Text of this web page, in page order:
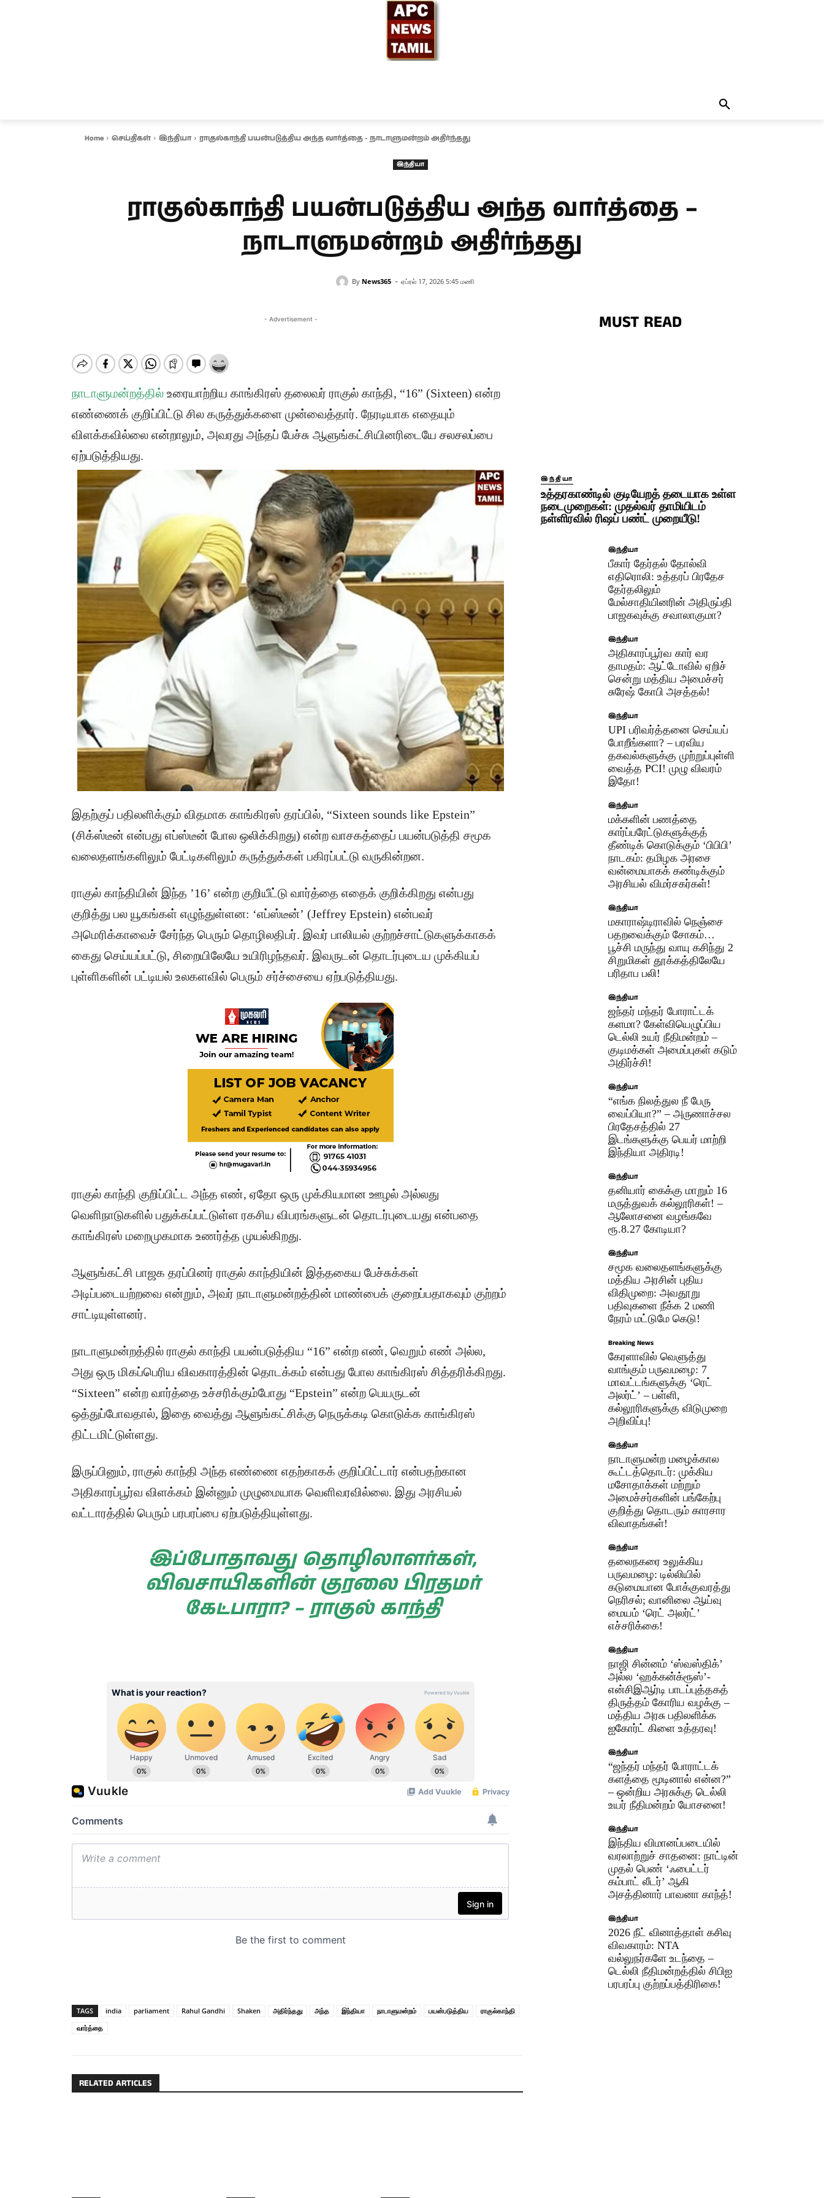
Home செய்திகள் இந்தியா ராகுல்காந்தி பயன்படுத்திய அந்த வார்த்தை - நாடாளுமன்றம் அதிர்ந்தது
இந்தியா
ராகுல்காந்தி பயன்படுத்திய அந்த வார்த்தை –
நாடாளுமன்றம் அதிர்ந்தது
By News365 - ஏப்ரல் 17, 2026 5:45 மணி
- Advertisement -
நாடாளுமன்றத்தில் உரையாற்றிய காங்கிரஸ் தலைவர் ராகுல் காந்தி, “16” (Sixteen) என்ற
எண்ணைக் குறிப்பிட்டு சில கருத்துக்களை முன்வைத்தார். நேரடியாக எதையும்
விளக்கவில்லை என்றாலும், அவரது அந்தப் பேச்சு ஆளுங்கட்சியினரிடையே சலசலப்பை
ஏற்படுத்தியது.
​இதற்குப் பதிலளிக்கும் விதமாக காங்கிரஸ் தரப்பில், “Sixteen sounds like Epstein”
(சிக்ஸ்டீன் என்பது எப்ஸ்டீன் போல ஒலிக்கிறது) என்ற வாசகத்தைப் பயன்படுத்தி சமூக
வலைதளங்களிலும் பேட்டிகளிலும் கருத்துக்கள் பகிரப்பட்டு வருகின்றன.
​ராகுல் காந்தியின் இந்த ’16’ என்ற குறியீட்டு வார்த்தை எதைக் குறிக்கிறது என்பது
குறித்து பல யூகங்கள் எழுந்துள்ளன: ‘எப்ஸ்டீன்’ (Jeffrey Epstein) என்பவர்
அமெரிக்காவைச் சேர்ந்த பெரும் தொழிலதிபர். இவர் பாலியல் குற்றச்சாட்டுகளுக்காகக்
கைது செய்யப்பட்டு, சிறையிலேயே உயிரிழந்தவர். இவருடன் தொடர்புடைய முக்கியப்
புள்ளிகளின் பட்டியல் உலகளவில் பெரும் சர்ச்சையை ஏற்படுத்தியது.
​ராகுல் காந்தி குறிப்பிட்ட அந்த எண், ஏதோ ஒரு முக்கியமான ஊழல் அல்லது
வெளிநாடுகளில் பதுக்கப்பட்டுள்ள ரகசிய விபரங்களுடன் தொடர்புடையது என்பதை
காங்கிரஸ் மறைமுகமாக உணர்த்த முயல்கிறது.
​ஆளுங்கட்சி பாஜக தரப்பினர் ராகுல் காந்தியின் இத்தகைய பேச்சுக்கள்
அடிப்படையற்றவை என்றும், அவர் நாடாளுமன்றத்தின் மாண்பைக் குறைப்பதாகவும் குற்றம்
சாட்டியுள்ளனர்.
நாடாளுமன்றத்தில் ராகுல் காந்தி பயன்படுத்திய “16” என்ற எண், வெறும் எண் அல்ல,
அது ஒரு மிகப்பெரிய விவகாரத்தின் தொடக்கம் என்பது போல காங்கிரஸ் சித்தரிக்கிறது.
“Sixteen” என்ற வார்த்தை உச்சரிக்கும்போது “Epstein” என்ற பெயருடன்
ஒத்துப்போவதால், இதை வைத்து ஆளுங்கட்சிக்கு நெருக்கடி கொடுக்க காங்கிரஸ்
திட்டமிட்டுள்ளது.
​இருப்பினும், ராகுல் காந்தி அந்த எண்ணை எதற்காகக் குறிப்பிட்டார் என்பதற்கான
அதிகாரப்பூர்வ விளக்கம் இன்னும் முழுமையாக வெளிவரவில்லை. இது அரசியல்
வட்டாரத்தில் பெரும் பரபரப்பை ஏற்படுத்தியுள்ளது.
இப்போதாவது தொழிலாளர்கள்,
விவசாயிகளின் குரலை பிரதமர்
கேட்பாரா? – ராகுல் காந்தி
TAGS india parliament Rahul Gandhi Shaken அதிர்ந்தது அந்த இந்தியா நாடாளுமன்றம் பயன்படுத்திய
ராகுல்காந்தி
வார்த்தை
RELATED ARTICLES
MUST READ
இந்தியா
உத்தரகாண்டில் குடியேறத் தடையாக உள்ள
நடைமுறைகள்: முதல்வர் தாமியிடம்
நள்ளிரவில் ரிஷப் பண்ட் முறையீடு!
இந்தியா
பீகார் தேர்தல் தோல்வி
எதிரொலி: உத்தரப் பிரதேச
தேர்தலிலும்
மேல்சாதியினரின் அதிருப்தி
பாஜகவுக்கு சவாலாகுமா?
இந்தியா
அதிகாரப்பூர்வ கார் வர
தாமதம்: ஆட்டோவில் ஏறிச்
சென்று மத்திய அமைச்சர்
சுரேஷ் கோபி அசத்தல்!
இந்தியா
UPI பரிவர்த்தனை செய்யப்
போறீங்களா? – பரவிய
தகவல்களுக்கு முற்றுப்புள்ளி
வைத்த PCI! முழு விவரம்
இதோ!
இந்தியா
மக்களின் பணத்தை
கார்ப்பரேட்டுகளுக்குத்
தீண்டிக் கொடுக்கும் ‘பிபிபி’
நாடகம்: தமிழக அரசை
வன்மையாகக் கண்டிக்கும்
அரசியல் விமர்சகர்கள்!
இந்தியா
மகாராஷ்டிராவில் நெஞ்சை
பதறவைக்கும் சோகம்…
பூச்சி மருந்து வாயு கசிந்து 2
சிறுமிகள் தூக்கத்திலேயே
பரிதாப பலி!
இந்தியா
ஜந்தர் மந்தர் போராட்டக்
களமா? கேள்வியெழுப்பிய
டெல்லி உயர் நீதிமன்றம் –
குடிமக்கள் அமைப்புகள் கடும்
அதிர்ச்சி!
இந்தியா
“எங்க நிலத்துல நீ பேரு
வைப்பியா?” – அருணாச்சல
பிரதேசத்தில் 27
இடங்களுக்கு பெயர் மாற்றி
இந்தியா அதிரடி!
இந்தியா
தனியார் கைக்கு மாறும் 16
மருத்துவக் கல்லூரிகள்! –
ஆலோசனை வழங்கவே
ரூ.8.27 கோடியா?
இந்தியா
சமூக வலைதளங்களுக்கு
மத்திய அரசின் புதிய
விதிமுறை: அவதூறு
பதிவுகளை நீக்க 2 மணி
நேரம் மட்டுமே கெடு!
Breaking News
கேரளாவில் வெளுத்து
வாங்கும் பருவமழை: 7
மாவட்டங்களுக்கு ‘ரெட்
அலர்ட்’ – பள்ளி,
கல்லூரிகளுக்கு விடுமுறை
அறிவிப்பு!
இந்தியா
நாடாளுமன்ற மழைக்கால
கூட்டத்தொடர்: முக்கிய
மசோதாக்கள் மற்றும்
அமைச்சர்களின் பங்கேற்பு
குறித்து தொடரும் காரசார
விவாதங்கள்!
இந்தியா
தலைநகரை உலுக்கிய
பருவமழை: டில்லியில்
கடுமையான போக்குவரத்து
நெரிசல்; வானிலை ஆய்வு
மையம் ‘ரெட் அலர்ட்’
எச்சரிக்கை!
இந்தியா
நாஜி சின்னம் ‘ஸ்வஸ்திக்’
அல்ல ‘ஹக்கன்க்ரூஸ்’-
என்சிஇஆர்டி பாடப்புத்தகத்
திருத்தம் கோரிய வழக்கு –
மத்திய அரசு பதிலளிக்க
ஐகோர்ட் கிளை உத்தரவு!
இந்தியா
“ஜந்தர் மந்தர் போராட்டக்
களத்தை மூடினால் என்ன?”
– ஒன்றிய அரசுக்கு டெல்லி
உயர் நீதிமன்றம் யோசனை!
இந்தியா
இந்திய விமானப்படையில்
வரலாற்றுச் சாதனை: நாட்டின்
முதல் பெண் ‘ஃபைட்டர்
கம்பாட் லீடர்’ ஆகி
அசத்தினார் பாவனா காந்த்!
இந்தியா
2026 நீட் வினாத்தாள் கசிவு
விவகாரம்: NTA
வல்லுநர்களே உடந்தை –
டெல்லி நீதிமன்றத்தில் சிபிஐ
பரபரப்பு குற்றப்பத்திரிகை!